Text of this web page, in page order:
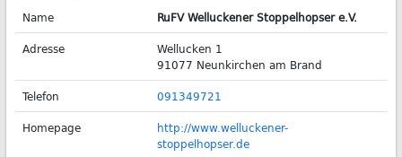
Name
RuFV Welluckener Stoppelhopser e.V.
Adresse
Wellucken 1
91077 Neunkirchen am Brand
Telefon
091349721
Homepage
http://www.welluckener-
stoppelhopser.de